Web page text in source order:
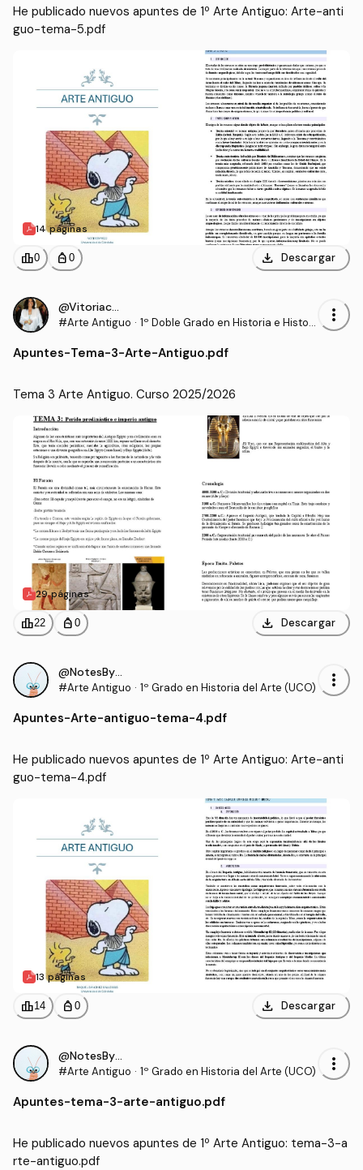
He publicado nuevos apuntes de 1º Arte Antiguo: Arte-anti
guo-tema-5.pdf
14 páginas
leaderboard0 personal_bag 0 download Descargar
@Vitoriacoronada
#Arte Antiguo · 1º Doble Grado en Historia e Histori
more_vert
Apuntes-Tema-3-Arte-Antiguo.pdf
Tema 3 Arte Antiguo. Curso 2025/2026
29 páginas
leaderboard22 personal_bag 0 download Descargar
@NotesByRS22
#Arte Antiguo · 1º Grado en Historia del Arte (UCO) more_vert
Apuntes-Arte-antiguo-tema-4.pdf
He publicado nuevos apuntes de 1º Arte Antiguo: Arte-anti
guo-tema-4.pdf
13 páginas
leaderboard14 personal_bag 0 download Descargar
@NotesByRS22
#Arte Antiguo · 1º Grado en Historia del Arte (UCO) more_vert
Apuntes-tema-3-arte-antiguo.pdf
He publicado nuevos apuntes de 1º Arte Antiguo: tema-3-a
rte-antiguo.pdf